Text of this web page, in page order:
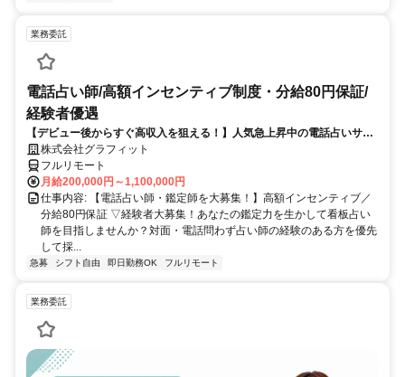
業務委託
電話占い師/高額インセンティブ制度・分給80円保証/
経験者優遇
【デビュー後からすぐ高収入を狙える！】人気急上昇中の電話占いサイ
トで占いのお仕事
株式会社グラフィット
フルリモート
月給200,000円～1,100,000円
仕事内容: 【電話占い師・鑑定師を大募集！】高額インセンティブ／
分給80円保証 ▽経験者大募集！あなたの鑑定力を生かして看板占い
師を目指しませんか？対面・電話問わず占い師の経験のある方を優先
して採...
急募 シフト自由 即日勤務OK フルリモート
業務委託